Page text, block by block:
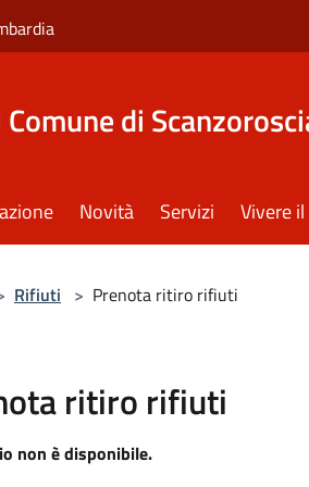
Comune di
Novità Servizi Vivere
Rifiuti > Prenota ritiro rifiuti
ritiro rifiuti
non è disponibile.